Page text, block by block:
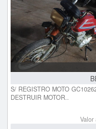
S/ REGISTRO MOTO
DESTRUIR MOTOR..
Valor